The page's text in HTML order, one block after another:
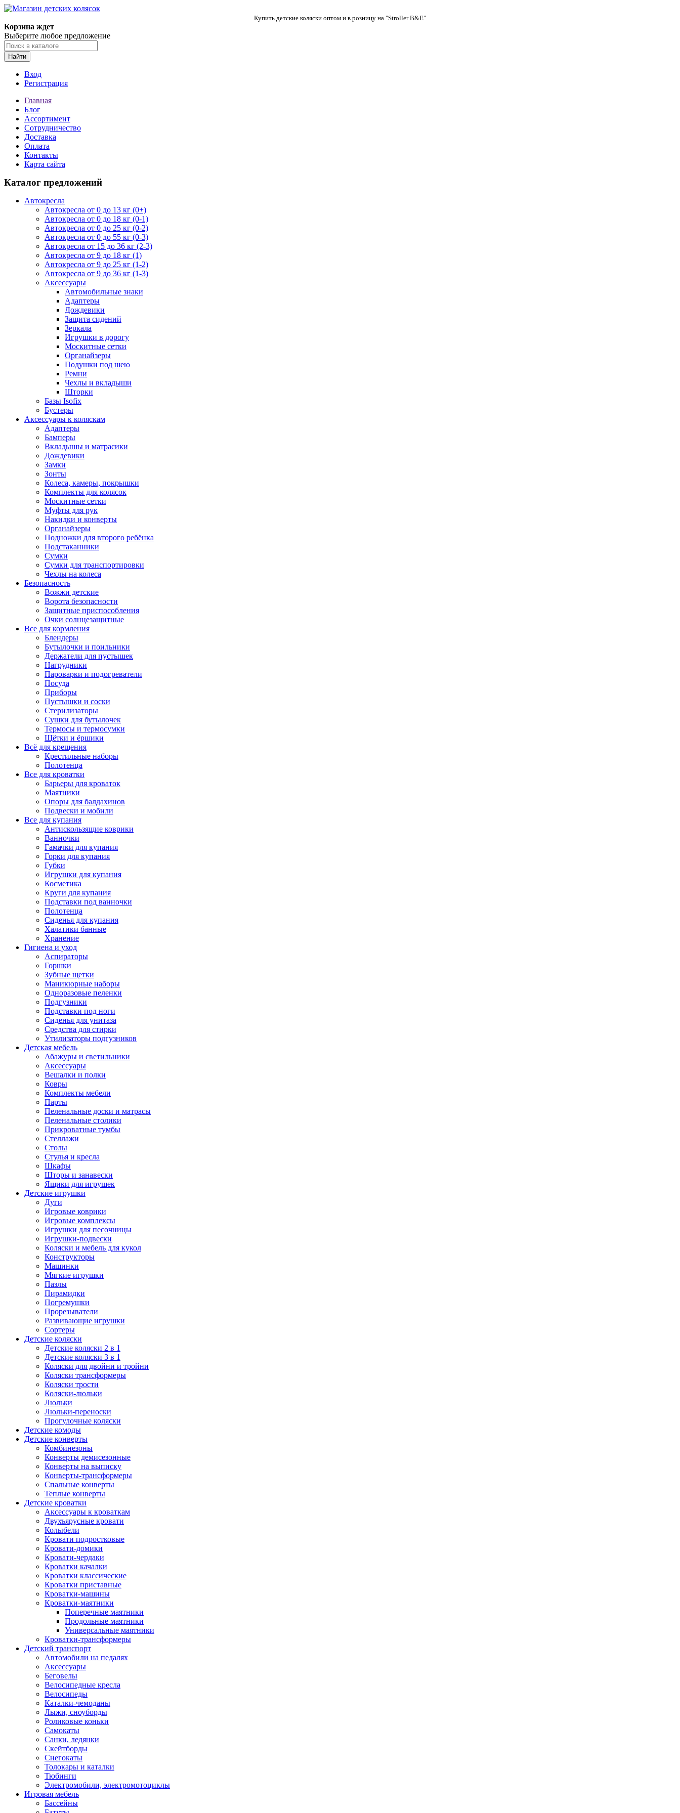
Купить детские коляски оптом и в розницу на "Stroller B&E"
Корзина ждет
Выберите любое предложение
Найти
Вход
Регистрация
Главная
Блог
Ассортимент
Сотрудничество
Доставка
Оплата
Контакты
Карта сайта
Каталог предложений
Автокресла
Автокресла от 0 до 13 кг (0+)
Автокресла от 0 до 18 кг (0-1)
Автокресла от 0 до 25 кг (0-2)
Автокресла от 0 до 55 кг (0-3)
Автокресла от 15 до 36 кг (2-3)
Автокресла от 9 до 18 кг (1)
Автокресла от 9 до 25 кг (1-2)
Автокресла от 9 до 36 кг (1-3)
Аксессуары
Автомобильные знаки
Адаптеры
Дождевики
Защита сидений
Зеркала
Игрушки в дорогу
Москитные сетки
Органайзеры
Подушки под шею
Ремни
Чехлы и вкладыши
Шторки
Базы Isofix
Бустеры
Аксессуары к коляскам
Адаптеры
Бамперы
Вкладышы и матрасики
Дождевики
Замки
Зонты
Колеса, камеры, покрышки
Комплекты для колясок
Москитные сетки
Муфты для рук
Накидки и конверты
Органайзеры
Подножки для второго ребёнка
Подстаканники
Сумки
Сумки для транспортировки
Чехлы на колеса
Безопасность
Вожжи детские
Ворота безопасности
Защитные приспособления
Очки солнцезащитные
Все для кормления
Блендеры
Бутылочки и поильники
Держатели для пустышек
Нагрудники
Пароварки и подогреватели
Посуда
Приборы
Пустышки и соски
Стерилизаторы
Сушки для бутылочек
Термосы и термосумки
Щётки и ёршики
Всё для крещения
Крестильные наборы
Полотенца
Все для кроватки
Барьеры для кроваток
Маятники
Опоры для балдахинов
Подвески и мобили
Все для купания
Антискользящие коврики
Ванночки
Гамачки для купания
Горки для купания
Губки
Игрушки для купания
Косметика
Круги для купания
Подставки под ванночки
Полотенца
Сиденья для купания
Халатики банные
Хранение
Гигиена и уход
Аспираторы
Горшки
Зубные щетки
Маникюрные наборы
Одноразовые пеленки
Подгузники
Подставки под ноги
Сиденья для унитаза
Средства для стирки
Утилизаторы подгузников
Детская мебель
Абажуры и светильники
Аксессуары
Вешалки и полки
Ковры
Комплекты мебели
Парты
Пеленальные доски и матрасы
Пеленальные столики
Прикроватные тумбы
Стеллажи
Столы
Стулья и кресла
Шкафы
Шторы и занавески
Ящики для игрушек
Детские игрушки
Дуги
Игровые коврики
Игровые комплексы
Игрушки для песочницы
Игрушки-подвески
Коляски и мебель для кукол
Конструкторы
Машинки
Мягкие игрушки
Пазлы
Пирамидки
Погремушки
Прорезыватели
Развивающие игрушки
Сортеры
Детские коляски
Детские коляски 2 в 1
Детские коляски 3 в 1
Коляски для двойни и тройни
Коляски трансформеры
Коляски трости
Коляски-люльки
Люльки
Люльки-переноски
Прогулочные коляски
Детские комоды
Детские конверты
Комбинезоны
Конверты демисезонные
Конверты на выписку
Конверты-трансформеры
Спальные конверты
Теплые конверты
Детские кроватки
Аксессуары к кроваткам
Двухъярусные кровати
Колыбели
Кровати подростковые
Кровати-домики
Кровати-чердаки
Кроватки качалки
Кроватки классические
Кроватки приставные
Кроватки-машины
Кроватки-маятники
Поперечные маятники
Продольные маятники
Универсальные маятники
Кроватки-трансформеры
Детский транспорт
Автомобили на педалях
Аксессуары
Беговелы
Велосипедные кресла
Велосипеды
Каталки-чемоданы
Лыжи, сноуборды
Роликовые коньки
Самокаты
Санки, ледянки
Скейтборды
Снегокаты
Толокары и каталки
Тюбинги
Электромобили, электромотоциклы
Игровая мебель
Бассейны